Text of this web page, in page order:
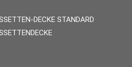
DECKE STANDARD